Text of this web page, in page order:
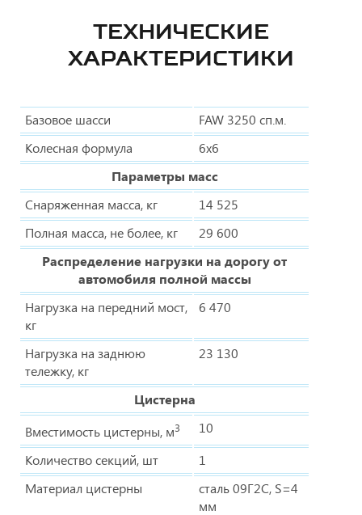
ТЕХНИЧЕСКИЕ
ХАРАКТЕРИСТИКИ
Базовое шасси
FAW 3250 сп.м.
Колесная формула
6x6
Параметры масс
Снаряженная масса, кг
14 525
Полная масса, не более, кг
29 600
Распределение нагрузки на дорогу от
автомобиля полной массы
Нагрузка на передний мост,
кг
6 470
Нагрузка на заднюю
тележку, кг
23 130
Цистерна
Вместимость цистерны, м3
10
Количество секций, шт
1
Материал цистерны
сталь 09Г2С, S=4
мм